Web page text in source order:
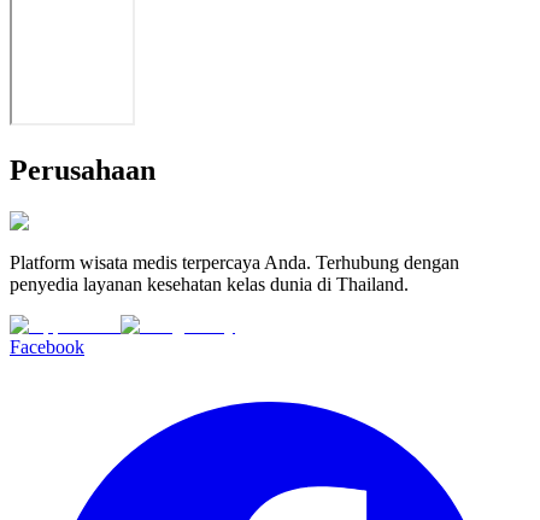
Perusahaan
Platform wisata medis terpercaya Anda. Terhubung dengan
penyedia layanan kesehatan kelas dunia di Thailand.
Facebook